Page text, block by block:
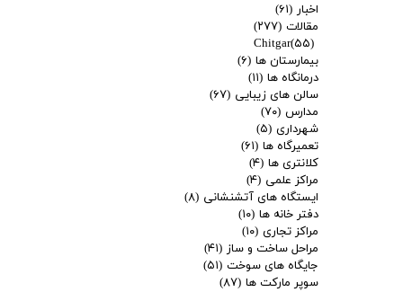
اخبار (۶۱)
مقالات (۲۷۷)
Chitgar(۵۵)
بیمارستان ها (۶)
درمانگاه ها (۱۱)
سالن های زیبایی (۶۷)
مدارس (۷۰)
شهرداری (۵)
تعمیرگاه ها (۶۱)
کلانتری ها (۴)
مراکز علمی (۴)
ایستگاه های آتشنشانی (۸)
دفتر خانه ها (۱۰)
مراکز تجاری (۱۰)
مراحل ساخت و ساز (۴۱)
جایگاه های سوخت (۵۱)
سوپر مارکت ها (۸۷)